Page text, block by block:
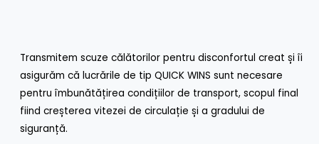
Transmitem scuze călătorilor pentru disconfortul creat și îi
asigurăm că lucrările de tip QUICK WINS sunt necesare
pentru îmbunătățirea condițiilor de transport, scopul final
fiind creșterea vitezei de circulație și a gradului de
siguranță.